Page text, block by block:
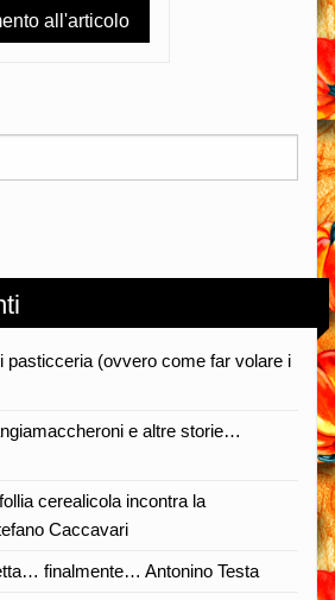
pasticceria (ovvero come far volare i
e altre storie…
cerealicola incontra la
Caccavari
finalmente… Antonino Testa